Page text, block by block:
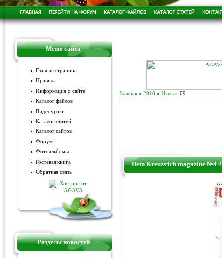
Меню сайта
Главная страница
Правила
Информация о сайте
Каталог файлов
Видеоуроки
Каталог статей
Каталог сайтов
Форум
Фотоальбомы
Гостевая книга
Обратная связь
Разделы новостей
Главная » 2018 » Июль » 09
Dein Kreuzstich magazine №4